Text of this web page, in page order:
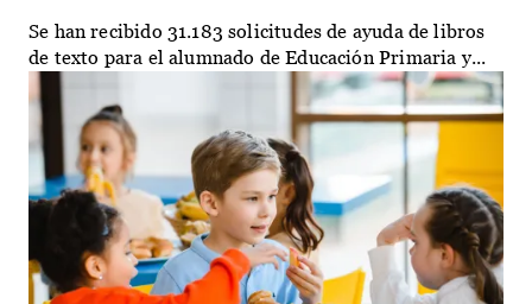
Se han recibido 31.183 solicitudes de ayuda de libros
de texto para el alumnado de Educación Primaria y...